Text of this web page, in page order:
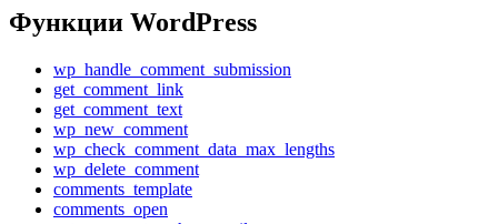
Функции WordPress
wp_handle_comment_submission
get_comment_link
get_comment_text
wp_new_comment
wp_check_comment_data_max_lengths
wp_delete_comment
comments_template
comments_open